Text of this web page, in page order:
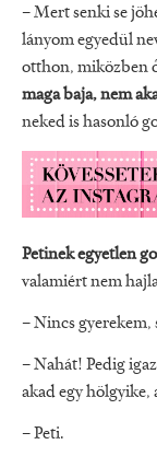
– Mert senki se
lányom egyedül
otthon, miközben
maga baja, nem
neked is hasonló
Petinek egyetlen
valamiért nem
– Nincs gyerekem,
– Nahát! Pedig
akad egy hölgyike,
– Peti.